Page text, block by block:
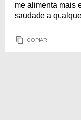
me alimenta mais
saudade a
COPIAR